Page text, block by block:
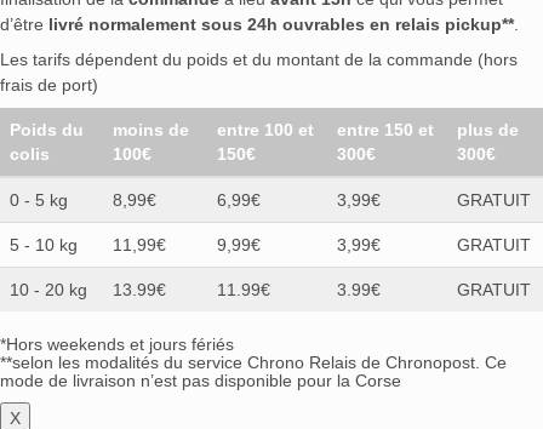
d’être livré normalement sous 24h ouvrables en relais pickup**.
Les tarifs dépendent du poids et du montant de la commande (hors
frais de port)
Poids du
colis
moins de
100€
entre 100 et
150€
entre 150 et
300€
plus de
300€
0 - 5 kg 8,99€ 6,99€ 3,99€ GRATUIT
5 - 10 kg 11,99€ 9,99€ 3,99€ GRATUIT
10 - 20 kg 13.99€ 11.99€ 3.99€ GRATUIT
*Hors weekends et jours fériés
**selon les modalités du service Chrono Relais de Chronopost. Ce
mode de livraison n’est pas disponible pour la Corse
X